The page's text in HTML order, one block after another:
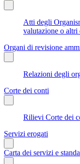
Atti degli
valutazione o
Organi di revisione
Relazioni degli
Corte dei conti
Rilievi Corte dei
Servizi erogati
Carta dei servizi e